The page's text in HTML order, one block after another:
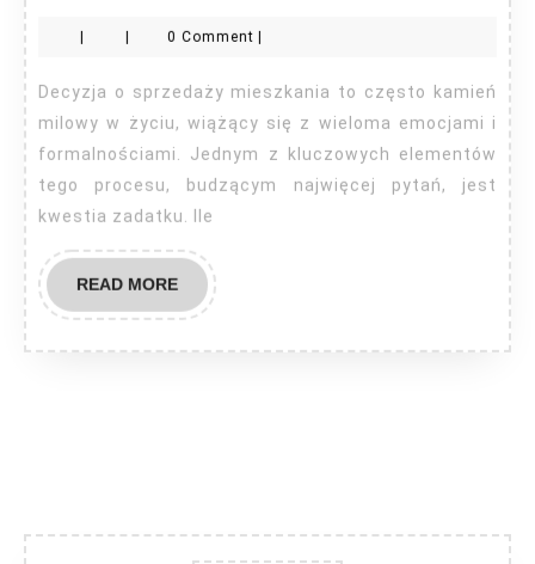
ile
zadatku?
0 Comment
Decyzja o sprzedaży mieszkania to często kamień
milowy w życiu, wiążący się z wieloma emocjami i
formalnościami. Jednym z kluczowych elementów
tego procesu, budzącym najwięcej pytań, jest
kwestia zadatku. Ile
READ MOREREAD
MORE